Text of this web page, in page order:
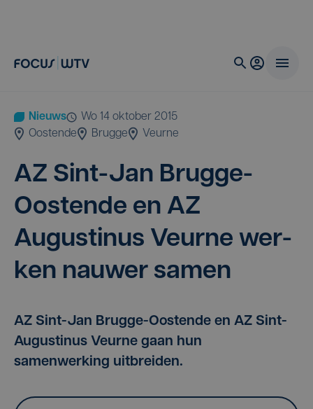
Nieuws
wo 14 oktober 2015
Oostende
Brugge Veurne
AZ Sint-Jan Brug­ge-
Oos­ten­de en AZ
Augus­ti­nus Veur­ne wer­
ken nau­wer samen
AZ Sint-Jan Brugge-Oostende en AZ Sint-
Augustinus Veurne gaan hun
samenwerking uitbreiden.